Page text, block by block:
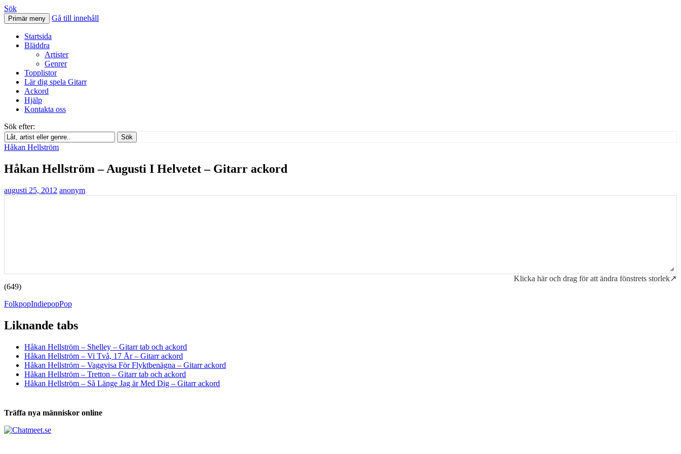
Svenskatabs.se
Sök
Primär meny Gå till innehåll
Startsida
Bläddra
Artister
Genrer
Topplistor
Lär dig spela Gitarr
Ackord
Hjälp
Kontakta oss
Sök efter:
Sök
Håkan Hellström
Håkan Hellström – Augusti I Helvetet – Gitarr ackord
augusti 25, 2012 anonym
Klicka här och drag för att ändra fönstrets storlek↗
(649)
FolkpopIndiepopPop
Liknande tabs
Håkan Hellström – Shelley – Gitarr tab och ackord
Håkan Hellström – Vi Två, 17 År – Gitarr ackord
Håkan Hellström – Vaggvisa För Flyktbenägna – Gitarr ackord
Håkan Hellström – Tretton – Gitarr tab och ackord
Håkan Hellström – Så Länge Jag är Med Dig – Gitarr ackord
Träffa nya människor online